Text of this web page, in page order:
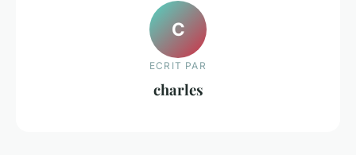
C
ECRIT PAR
charles